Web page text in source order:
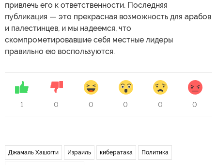
привлечь его к ответственности. Последняя
публикация — это прекрасная возможность для арабов
и палестинцев, и мы надеемся, что
скомпрометировавшие себя местные лидеры
правильно ею воспользуются.
1 0 0 0 0 0
Джамаль Хашогги Израиль кибератака Политика